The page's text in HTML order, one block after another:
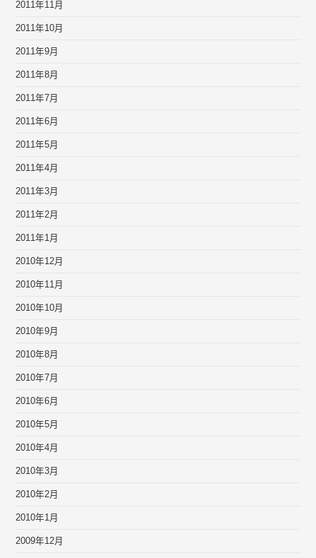
2011年11月
2011年10月
2011年9月
2011年8月
2011年7月
2011年6月
2011年5月
2011年4月
2011年3月
2011年2月
2011年1月
2010年12月
2010年11月
2010年10月
2010年9月
2010年8月
2010年7月
2010年6月
2010年5月
2010年4月
2010年3月
2010年2月
2010年1月
2009年12月